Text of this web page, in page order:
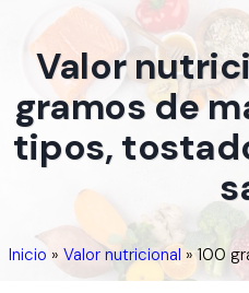
Valor
gramos de
tipos,
Inicio » Valor nutricional »100